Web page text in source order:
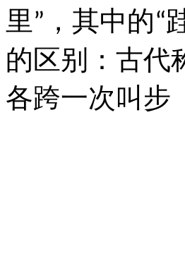
里 ” ，其中的“
的区别：古代
各跨一次叫步